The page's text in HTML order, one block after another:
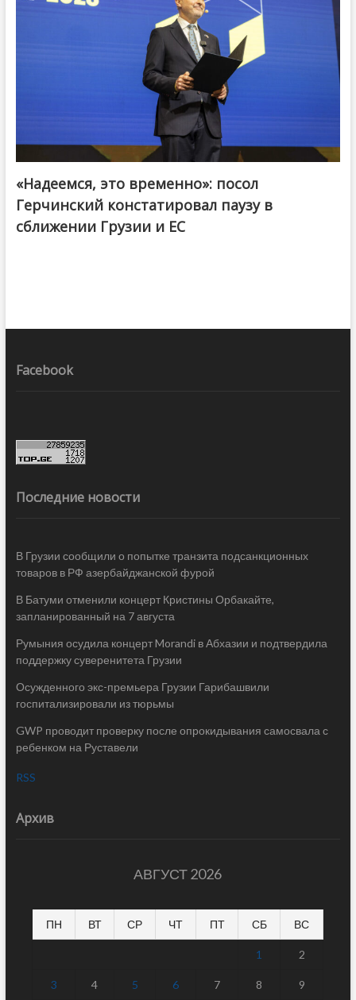
«Надеемся, это временно»: посол
Герчинский констатировал паузу в
сближении Грузии и ЕС
Facebook
Последние новости
В Грузии сообщили о попытке транзита подсанкционных
товаров в РФ азербайджанской фурой
В Батуми отменили концерт Кристины Орбакайте,
запланированный на 7 августа
Румыния осудила концерт Morandi в Абхазии и подтвердила
поддержку суверенитета Грузии
Осужденного экс-премьера Грузии Гарибашвили
госпитализировали из тюрьмы
GWP проводит проверку после опрокидывания самосвала с
ребенком на Руставели
RSS
Архив
АВГУСТ 2026
ПН ВТ СР ЧТ ПТ СБ ВС
1 2
3 4 5 6 7 8 9